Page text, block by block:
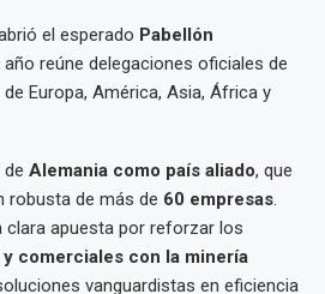
el esperado Pabellón
año reúne delegaciones oficiales de
Europa, América, Asia, África y
Alemania como país aliado, que
robusta de más de 60 empresas.
clara apuesta por reforzar los
comerciales con la minería
vanguardistas en eficiencia